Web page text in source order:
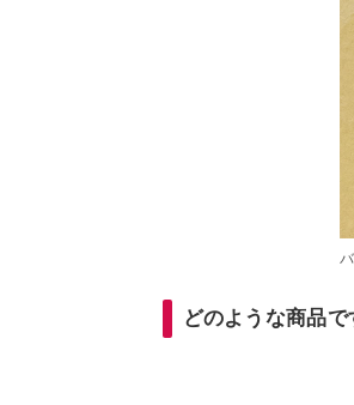
どのような商品で